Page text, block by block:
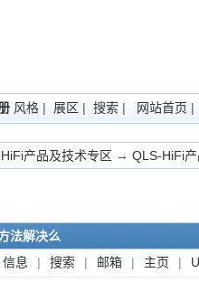
风格 | 展区 | 搜索 | 网站首页
产品及技术专区 → QLS-HiFi
法解决么
信息 | 搜索 | 邮箱 | 主页 |